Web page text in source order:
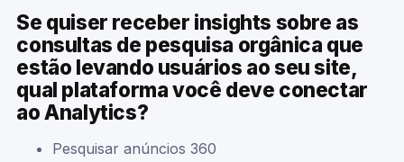
Se quiser receber insights sobre as
consultas de pesquisa orgânica que
estão levando usuários ao seu site,
qual plataforma você deve conectar
ao Analytics?
Pesquisar anúncios 360